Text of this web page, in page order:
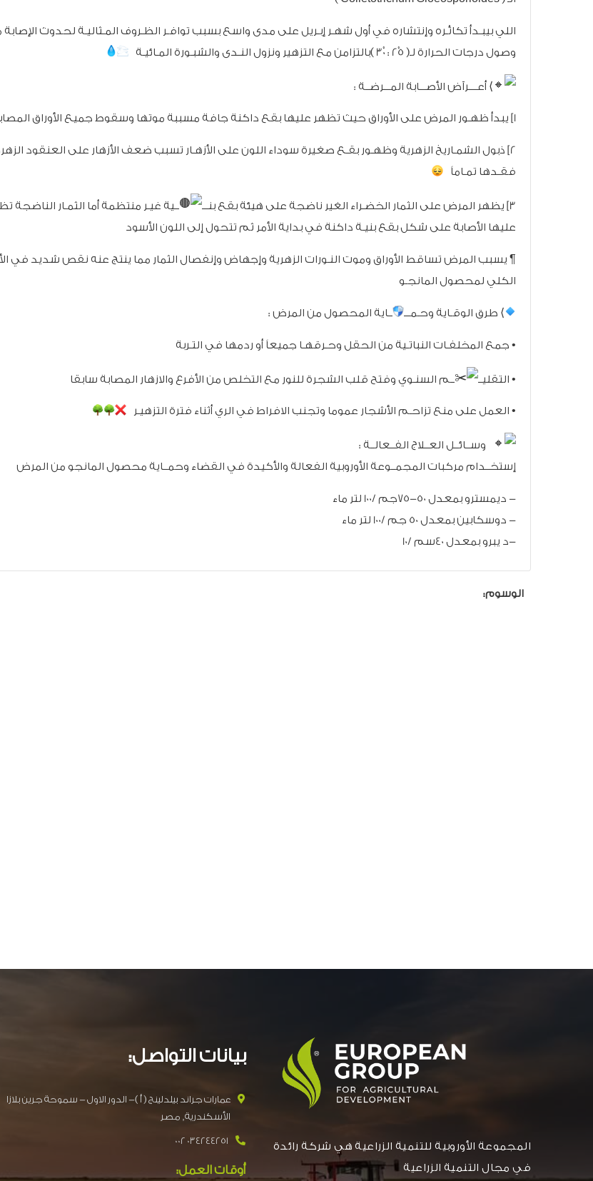
اللي بيبـدأ تكاثُـره وإنتشاره في أول شهـر إبـريل على مدى واسع بسبب توافـر الظـروف المـثاليـة لحدوث
وصول درجات الحرارة لـ( 25ْ : 30ْ )بالتزامن مع التزهير ونزول النـدى والشبـورة المـائيـة
⟩ أعــــرآض الأصـــابة المـــرضــة :
1] يبدأ ظهـور المرض على الأوراق حيث تظهر عليها بقع داكنة جافة مسببة موتها وسقوط جميع الأوراق المصابة
2] ذبول الشمـاريخ الزهرية وظهـور بقـع صغيرة سوداء اللون على الأزهـار تسبب ضعف الأزهار على العنقود
فقـدها تمـاماً
3] يظهر المرض على الثمار الخضـراء الغير ناضجة على هيئة بقع بنـــ
ــية غيـر منتظمة أما الثمـار الناضجة
عليها الأصابة على شكل بقع بنيـة داكنة في بداية الأمر ثم تتحول إلى اللون الأسود
¶ يسبب المرض تساقط الأوراق وموت النـورات الزهرية وإجهاض وإنفصال الثمار مما ينتج عنه نقص شديد في
الكلي لمحصول المانجـو
⟩ طرق الوقـاية وحـمـــ ــاية المحصول من المرض :
• جمع المخلفـات النباتـية من الحقل وحـرقهـا جميعاً أو ردمها في التـربة
• التقليــ ــم السنـوي وفتح قلب الشجرة للنور مع التخلص من الأفرع والازهار المصابة سابقا
• العمل على منع تزاحـم الأشجار عموما وتجنب الافراط في الري أثناء فترة التزهيـر
وســائــل العــلاج الفــعالــة :
إستخــدام مركبات المجمــوعة الأوروبية الفعالة والأكيدة في القضاء وحمــاية محصول المانجو من المرض
- ديمسترو بمعدل 50-75جم /100 لتر ماء
- دوسكابين بمعدل 50 جم /100 لتر ماء
-د يبرو بمعدل 40سم /10
الوسوم:
المجموعة الأوروبية للتنمية الزراعية هي شركة رائدة
في مجال التنمية الزراعية
بيانات التواصل:
عمارات جراند بيلدلينج ( أ )- الدور الاول - سموحة جرين بلازا
الأسكندرية, مصر
034244251 002
أوقات العمل: